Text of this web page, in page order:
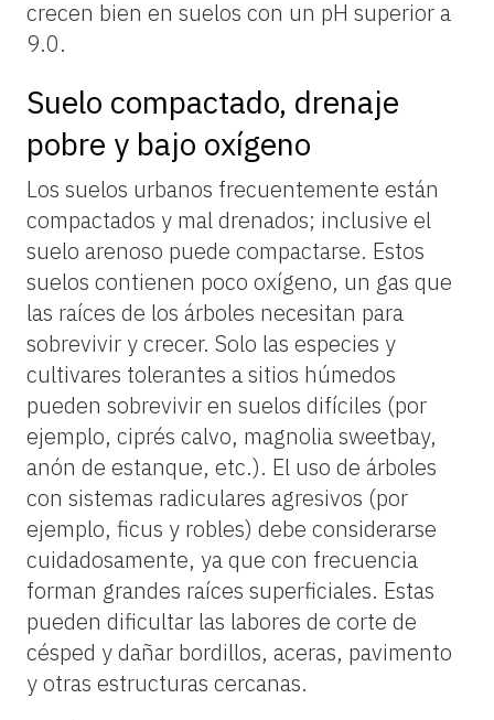
crecen bien en suelos con un pH superior a
9.0.
Suelo compactado, drenaje
pobre y bajo oxígeno
Los suelos urbanos frecuentemente están
compactados y mal drenados; inclusive el
suelo arenoso puede compactarse. Estos
suelos contienen poco oxígeno, un gas que
las raíces de los árboles necesitan para
sobrevivir y crecer. Solo las especies y
cultivares tolerantes a sitios húmedos
pueden sobrevivir en suelos difíciles (por
ejemplo, ciprés calvo, magnolia sweetbay,
anón de estanque, etc.). El uso de árboles
con sistemas radiculares agresivos (por
ejemplo, ficus y robles) debe considerarse
cuidadosamente, ya que con frecuencia
forman grandes raíces superficiales. Estas
pueden dificultar las labores de corte de
césped y dañar bordillos, aceras, pavimento
y otras estructuras cercanas.